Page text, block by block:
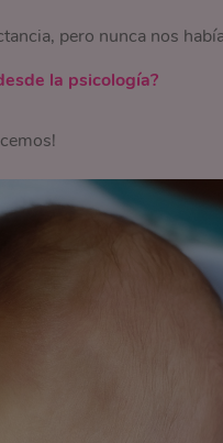
pero nunca nos
la psicología?